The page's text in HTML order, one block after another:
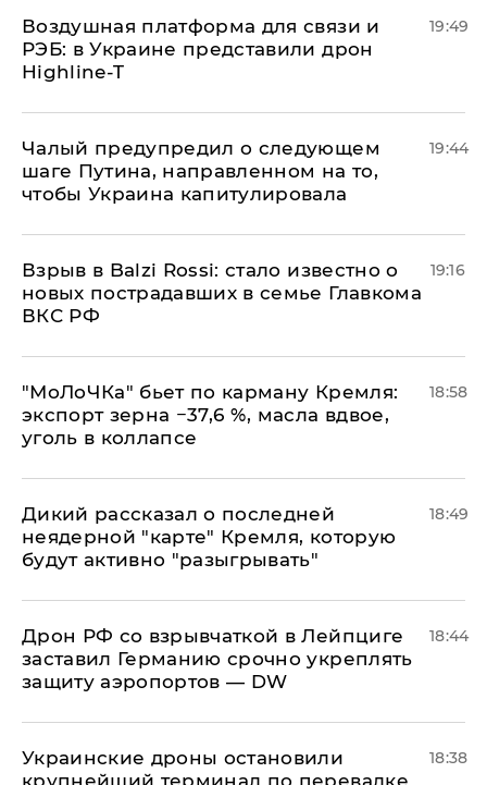
Воздушная платформа для связи и
РЭБ: в Украине представили дрон
Highline-T
19:49
Чалый предупредил о следующем
шаге Путина, направленном на то,
чтобы Украина капитулировала
19:44
Взрыв в Balzi Rossi: стало известно о
новых пострадавших в семье Главкома
ВКС РФ
19:16
​"МоЛоЧКа" бьет по карману Кремля:
экспорт зерна −37,6 %, масла вдвое,
уголь в коллапсе
18:58
Дикий рассказал о последней
неядерной "карте" Кремля, которую
будут активно "разыгрывать"
18:49
​Дрон РФ со взрывчаткой в Лейпциге
заставил Германию срочно укреплять
защиту аэропортов — DW
18:44
Украинские дроны остановили
крупнейший терминал по перевалке
18:38